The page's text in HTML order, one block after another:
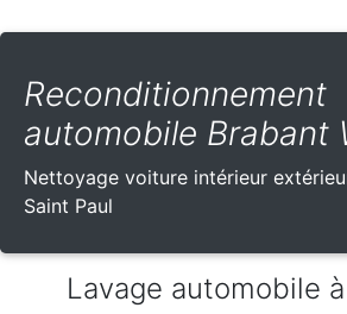
Reconditionnement
automobile Brabant
Nettoyage voiture intérieur
Saint Paul
Lavage automobile